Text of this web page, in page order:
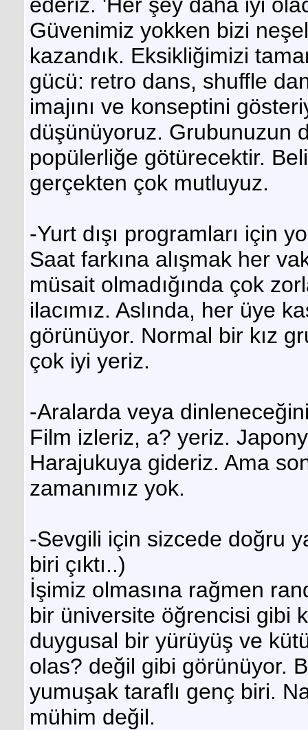
Güvenimiz yokken bizi
kazandık. Eksikliğimizi
gücü: retro dans, shuffle
imajını ve konseptini
düşünüyoruz. Grubunuzun
popülerliğe götürecektir.
gerçekten çok mutluyuz.
-Yurt dışı programları için
Saat farkına alışmak her
müsait olmadığında çok
ilacımız. Aslında, her üye
görünüyor. Normal bir kız
çok iyi yeriz.
-Aralarda veya
Film izleriz, a? yeriz.
Harajukuya gideriz. Ama
zamanımız yok.
-Sevgili için sizcede doğru
biri çıktı..)
İşimiz olmasına rağmen
bir üniversite öğrencisi gibi
duygusal bir yürüyüş ve
olas? değil gibi görünüyor.
yumuşak taraflı genç biri.
mühim değil.